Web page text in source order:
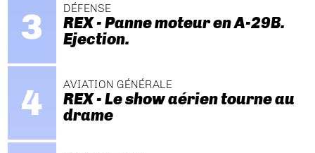
DÉFENSE
REX - Panne moteur en A-29B.
Ejection.
AVIATION GÉNÉRALE
REX - Le show aérien tourne au
drame